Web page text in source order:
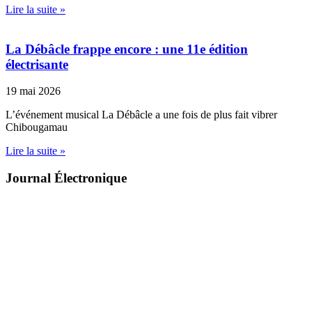
Lire la suite »
La Débâcle frappe encore : une 11e édition
électrisante
19 mai 2026
L’événement musical La Débâcle a une fois de plus fait vibrer
Chibougamau
Lire la suite »
Journal Électronique